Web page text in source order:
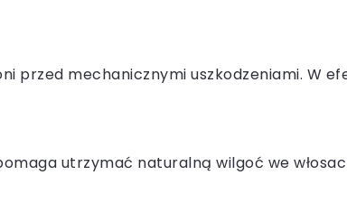
przed mechanicznymi uszkodzeniami. W
utrzymać naturalną wilgoć we